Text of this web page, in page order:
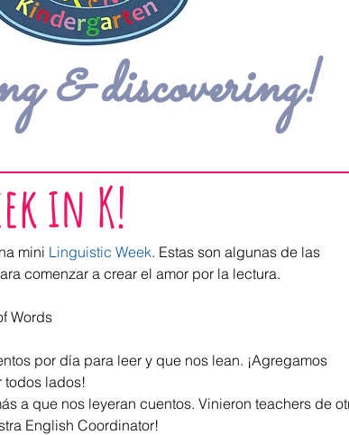
& discovering!
in K!
mini Linguistic Week. Estas son algunas de las
comenzar a crear el amor por la lectura.
Words
por día para leer y que nos lean. ¡Agregamos
todos lados!
a que nos leyeran cuentos. Vinieron teachers de
English Coordinator!